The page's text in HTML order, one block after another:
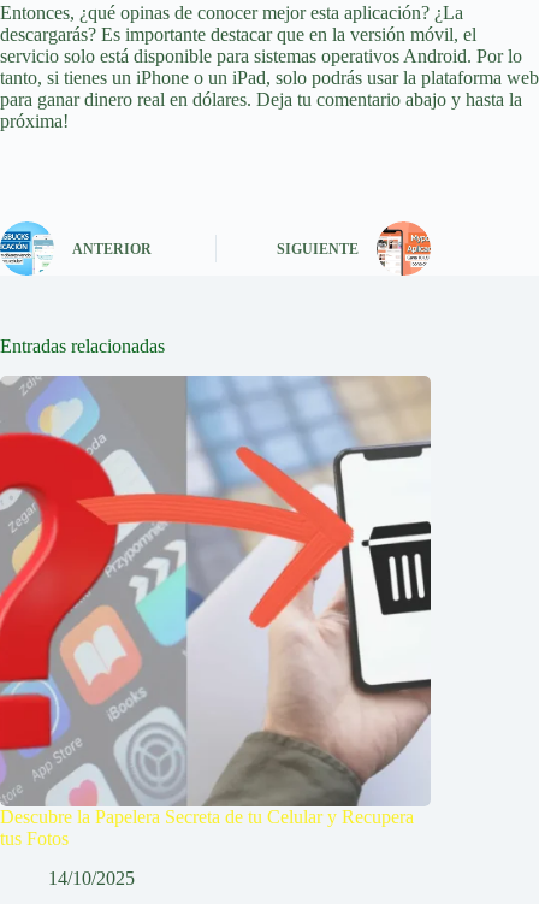
Entonces, ¿qué opinas de conocer mejor esta aplicación? ¿La
descargarás? Es importante destacar que en la versión móvil, el
servicio solo está disponible para sistemas operativos Android. Por lo
tanto, si tienes un iPhone o un iPad, solo podrás usar la plataforma web
para ganar dinero real en dólares. Deja tu comentario abajo y hasta la
próxima!
ANTERIOR SIGUIENTE
Entradas relacionadas
Descubre la Papelera Secreta de tu Celular y Recupera
tus Fotos
14/10/2025